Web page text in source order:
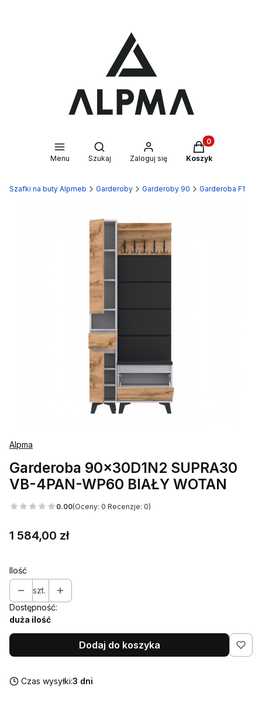
Menu
Otwórz wyszukiwarkę
Szukaj Zaloguj się
Produkty w
Koszyk
Szafki na buty Alpmeb Garderoby Garderoby 90 Garderoba F1
Alpma
Garderoba 90x30D1N2 SUPRA30
VB-4PAN-WP60 BIAŁY WOTAN
0.00(Oceny: 0 Recenzje: 0)
Cena
1 584,00 zł
Ilość
szt.
Dostępność:
duża ilość
Dodaj do koszyka
Czas wysyłki:3 dni